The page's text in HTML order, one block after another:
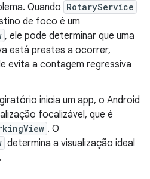
Quando RotaryService
de foco é um
, ele pode determinar que uma
está prestes a ocorrer,
evita a contagem regressiva
inicia um app, o Android
focalizável, que é
. O
determina a visualização ideal